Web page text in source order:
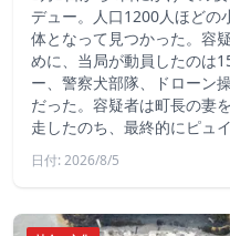
デュー。人口1200人ほどの
体となって見つかった。容
めに、当局が動員したのは
ー、警察犬部隊、ドローン
だった。容疑者は町長の妻
走したのち、最終的にピュ
日付: 2026/8/5